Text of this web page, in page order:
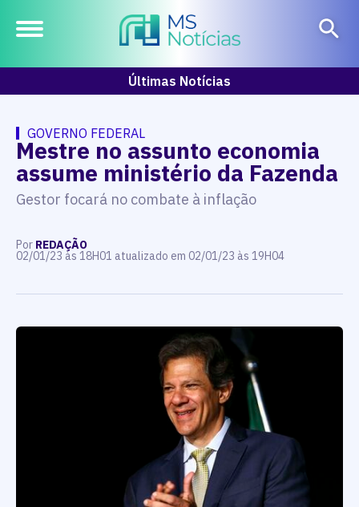
Últimas Notícias
GOVERNO FEDERAL
Mestre no assunto economia
assume ministério da Fazenda
Gestor focará no combate à inflação
Por REDAÇÃO
02/01/23 às 18H01 atualizado em 02/01/23 às 19H04